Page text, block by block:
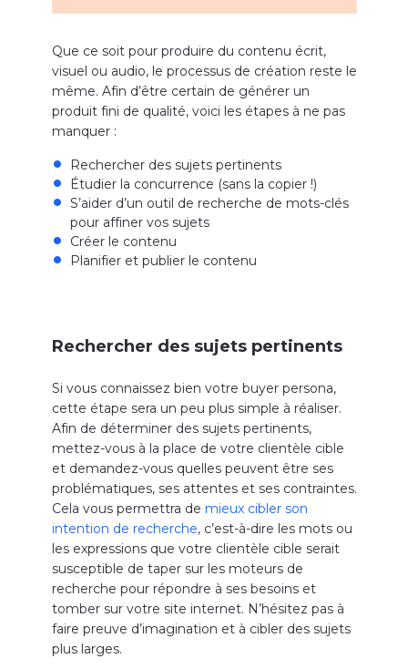
Que ce soit pour produire du contenu écrit,
visuel ou audio, le processus de création reste le
même. Afin d’être certain de générer un
produit fini de qualité, voici les étapes à ne pas
manquer :
Rechercher des sujets pertinents
Étudier la concurrence (sans la copier !)
S’aider d’un outil de recherche de mots-clés
pour affiner vos sujets
Créer le contenu
Planifier et publier le contenu
Rechercher des sujets pertinents
Si vous connaissez bien votre buyer persona,
cette étape sera un peu plus simple à réaliser.
Afin de déterminer des sujets pertinents,
mettez-vous à la place de votre clientèle cible
et demandez-vous quelles peuvent être ses
problématiques, ses attentes et ses contraintes.
Cela vous permettra de mieux cibler son
intention de recherche, c’est-à-dire les mots ou
les expressions que votre clientèle cible serait
susceptible de taper sur les moteurs de
recherche pour répondre à ses besoins et
tomber sur votre site internet. N’hésitez pas à
faire preuve d’imagination et à cibler des sujets
plus larges.